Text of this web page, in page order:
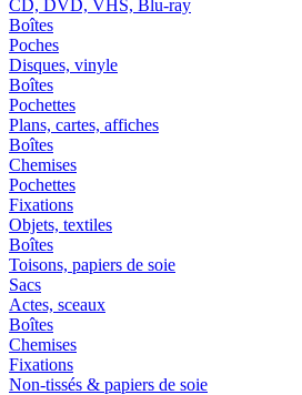
CD, DVD, VHS, Blu-ray
Boîtes
Poches
Disques, vinyle
Boîtes
Pochettes
Plans, cartes, affiches
Boîtes
Chemises
Pochettes
Fixations
Objets, textiles
Boîtes
Toisons, papiers de soie
Sacs
Actes, sceaux
Boîtes
Chemises
Fixations
Non-tissés & papiers de soie